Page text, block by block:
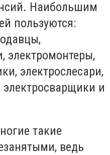
Наибольшим
пользуются:
электромонтеры,
электрослесари,
и
такие
ведь